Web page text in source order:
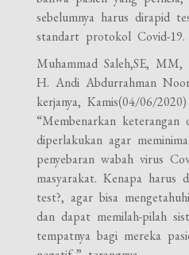
sebelumnya harus dirapid
standart protokol Covid-19.
Muhammad Saleh,SE,
H. Andi Abdurrahman
kerjanya, Kamis(04/06/
“Membenarkan keterangan
diperlakukan agar
penyebaran wabah virus
masyarakat. Kenapa harus
test?, agar bisa
dan dapat memilah-pilah
tempatnya bagi mereka